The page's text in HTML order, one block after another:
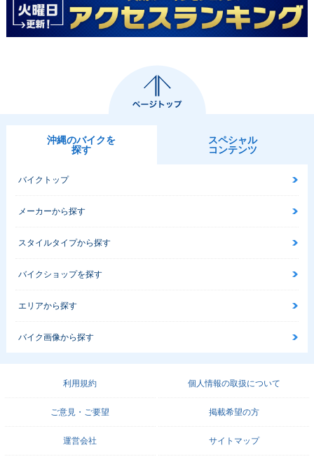
沖縄のバイクを
探す
スペシャル
コンテンツ
バイクトップ
メーカーから探す
スタイルタイプから探す
バイクショップを探す
エリアから探す
バイク画像から探す
利用規約 個人情報の取扱について
ご意見・ご要望 掲載希望の方
運営会社 サイトマップ